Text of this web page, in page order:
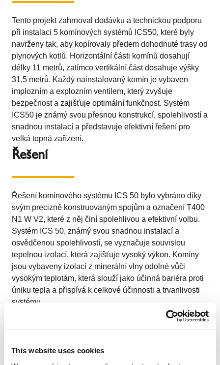
This website uses cookies
Tento projekt zahrnoval dodávku a technickou podporu
při instalaci 5 komínových systémů ICS50, které byly
navrženy tak, aby kopírovaly předem dohodnuté trasy od
plynových kotlů. Horizontální části komínů dosahují
délky 11 metrů, zatímco vertikální část dosahuje výšky
31,5 metrů. Každý nainstalovaný komín je vybaven
implozním a explozním ventilem, který zvyšuje
bezpečnost a zajišťuje optimální funkčnost. Systém
ICS50 je známý svou přesnou konstrukcí, spolehlivostí a
snadnou instalací a představuje efektivní řešení pro
velká topná zařízení.
Řešení
Řešení komínového systému ICS 50 bylo vybráno díky
svým precizně konstruovaným spojům a označení T400
N1 W V2, které z něj činí spolehlivou a efektivní volbu.
Systém ICS 50, známý svou snadnou instalací a
osvědčenou spolehlivostí, se vyznačuje souvislou
tepelnou izolací, která zajišťuje vysoký výkon. Komíny
jsou vybaveny izolací z minerální vlny odolné vůči
vysokým teplotám, která slouží jako účinná bariéra proti
úniku tepla a přispívá k celkové účinnosti a trvanlivosti
systému.